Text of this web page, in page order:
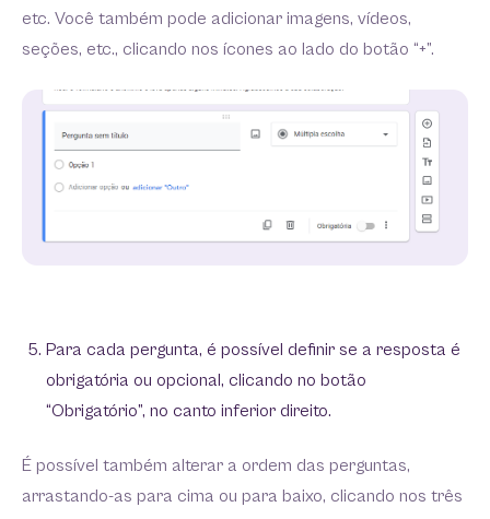
etc. Você também pode adicionar imagens, vídeos,
seções, etc., clicando nos ícones ao lado do botão “+”.
Para cada pergunta, é possível definir se a resposta é
obrigatória ou opcional, clicando no botão
“Obrigatório”, no canto inferior direito.
É possível também alterar a ordem das perguntas,
arrastando-as para cima ou para baixo, clicando nos três